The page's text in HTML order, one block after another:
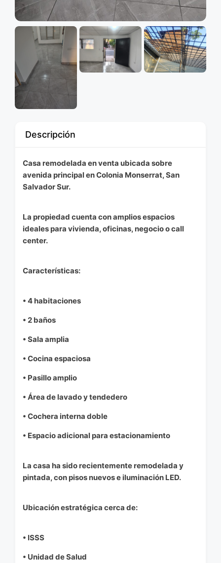
Descripción
Casa remodelada en venta ubicada sobre
avenida principal en Colonia Monserrat, San
Salvador Sur.
La propiedad cuenta con amplios espacios
ideales para vivienda, oficinas, negocio o call
center.
Características:
• 4 habitaciones
• 2 baños
• Sala amplia
• Cocina espaciosa
• Pasillo amplio
• Área de lavado y tendedero
• Cochera interna doble
• Espacio adicional para estacionamiento
La casa ha sido recientemente remodelada y
pintada, con pisos nuevos e iluminación LED.
Ubicación estratégica cerca de:
• ISSS
• Unidad de Salud